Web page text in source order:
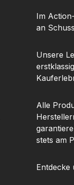
Im
an
Unsere
Alle
stets am
Entdecke